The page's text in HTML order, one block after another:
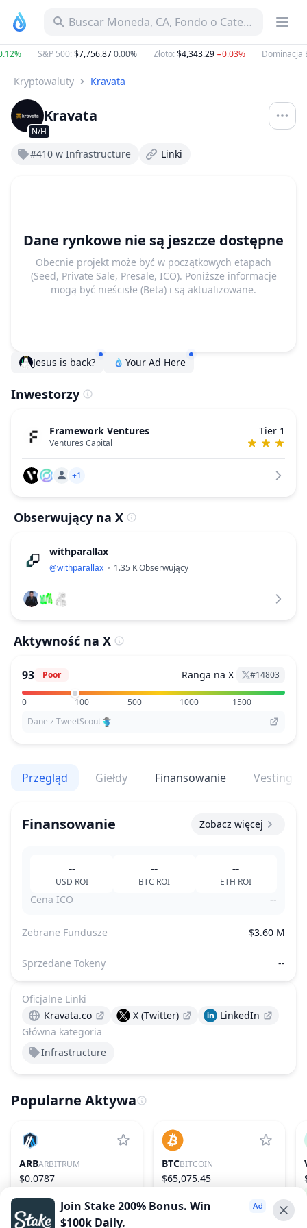
Buscar Moneda, CA, Fondo o Categoría
S&P 500:$7,756.870.00% Złoto:$4,343.29−0.03% Dominacja
Kryptowaluty Kravata
N/H
Kravata
#410 w Infrastructure Linki
Dane rynkowe nie są jeszcze dostępne
Obecnie projekt może być w początkowych etapach
(Seed, Private Sale, Presale, ICO). Poniższe informacje
mogą być nieścisłe (Beta) i są aktualizowane.
Jesus is back? Your Ad Here
Inwestorzy
Framework Ventures
Ventures Capital
Tier 1
+1
Obserwujący na X
withparallax
@withparallax 1.35 KObserwujący
Aktywność na X
93 Poor Ranga na X #14803
0 100 500 1000
1500
Dane z TweetScout
Przegląd Giełdy Finansowanie Vesting
Finansowanie Zobacz więcej
--
USD ROI
--
BTC ROI
--
ETH ROI
Cena ICO --
Zebrane Fundusze $3.60 M
Sprzedane Tokeny --
Główna kategoria
Infrastructure
Oficjalne Linki
Kravata.co
X (Twitter) LinkedIn
Popularne Aktywa
ARBARBITRUM
$0.0787
BTCBITCOIN
$65,075.45
Join Stake 200% Bonus. Win
$100k Daily.